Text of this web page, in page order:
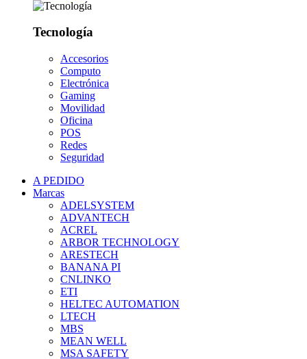
Tecnología
Accesorios
Computo
Electrónica
Gaming
Movilidad
Oficina
POS
Redes
Seguridad
A PEDIDO
Marcas
ADELSYSTEM
ADVANTECH
ACREL
ARBOR TECHNOLOGY
ARESTECH
BANANA PI
CNLINKO
ETI
HELTEC AUTOMATION
LTECH
MBS
MEAN WELL
MSA SAFETY